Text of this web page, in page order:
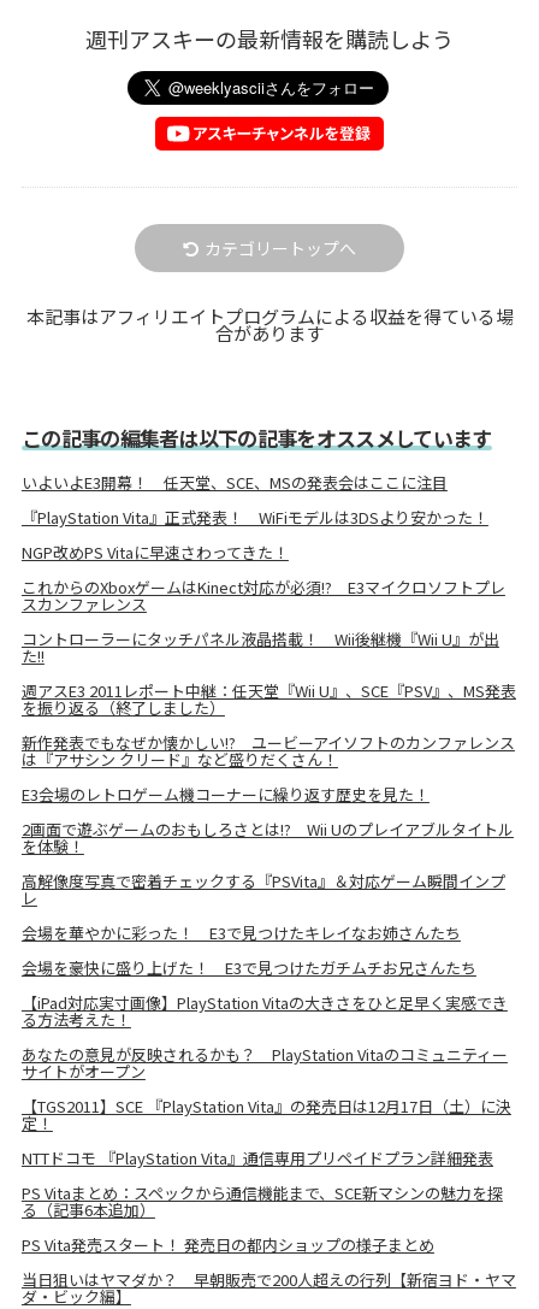
週刊アスキーの最新情報を購読しよう
カテゴリートップへ
本記事はアフィリエイトプログラムによる収益を得ている場
合があります
この記事の編集者は以下の記事をオススメしています
いよいよE3開幕！ 任天堂、SCE、MSの発表会はここに注目
『PlayStation Vita』正式発表！ WiFiモデルは3DSより安かった！
NGP改めPS Vitaに早速さわってきた！
これからのXboxゲームはKinect対応が必須!? E3マイクロソフトプレ
スカンファレンス
コントローラーにタッチパネル液晶搭載！ Wii後継機『Wii U』が出
た!!
週アスE3 2011レポート中継：任天堂『Wii U』、SCE『PSV』、MS発表
を振り返る（終了しました）
新作発表でもなぜか懐かしい!? ユービーアイソフトのカンファレンス
は『アサシン クリード』など盛りだくさん！
E3会場のレトロゲーム機コーナーに繰り返す歴史を見た！
2画面で遊ぶゲームのおもしろさとは!? Wii Uのプレイアブルタイトル
を体験！
高解像度写真で密着チェックする『PSVita』＆対応ゲーム瞬間インプ
レ
会場を華やかに彩った！ E3で見つけたキレイなお姉さんたち
会場を豪快に盛り上げた！ E3で見つけたガチムチお兄さんたち
【iPad対応実寸画像】PlayStation Vitaの大きさをひと足早く実感でき
る方法考えた！
あなたの意見が反映されるかも？ PlayStation Vitaのコミュニティー
サイトがオープン
【TGS2011】SCE 『PlayStation Vita』の発売日は12月17日（土）に決
定！
NTTドコモ 『PlayStation Vita』通信専用プリペイドプラン詳細発表
PS Vitaまとめ：スペックから通信機能まで、SCE新マシンの魅力を探
る（記事6本追加）
PS Vita発売スタート！ 発売日の都内ショップの様子まとめ
当日狙いはヤマダか？ 早朝販売で200人超えの行列【新宿ヨド・ヤマ
ダ・ビック編】